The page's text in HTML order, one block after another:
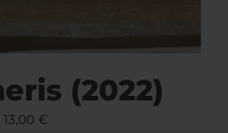
(2022)
13,00 €